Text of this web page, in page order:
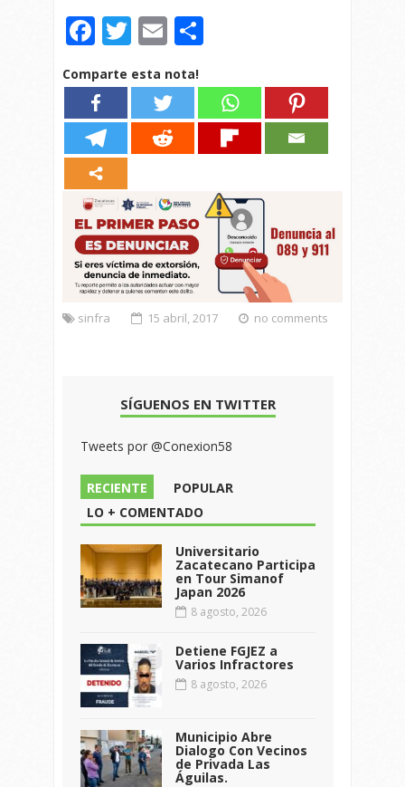
Facebook
Twitter
Email
Comparte esta nota!
sinfra 15 abril, 2017 no comments
SÍGUENOS EN TWITTER
Tweets por @Conexion58
RECIENTE
POPULAR
LO + COMENTADO
Universitario
Zacatecano Participa
en Tour Simanof
Japan 2026
8 agosto, 2026
Detiene FGJEZ a
Varios Infractores
8 agosto, 2026
Municipio Abre
Dialogo Con Vecinos
de Privada Las
Águilas.